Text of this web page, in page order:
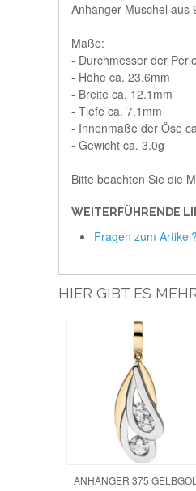
Anhänger Muschel aus
Maße:
- Durchmesser der
- Höhe ca. 23.6mm
- Breite ca. 12.1mm
- Tiefe ca. 7.1mm
- Innenmaße der Öse
- Gewicht ca. 3.0g
Bitte beachten Sie die
WEITERFÜHRENDE
Fragen zum Artikel?
HIER GIBT ES
ANHÄNGER 375